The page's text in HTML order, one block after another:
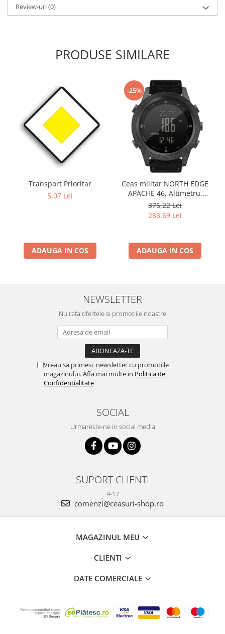
Review-uri(0)
PRODUSE SIMILARE
Transport Prioritar
5,07 Lei
ADAUGA IN COS
-25%
Ceas militar NORTH EDGE
APACHE 46, Altimetru,
Barometru, Cronometru,
Termometru, Pedometru,
Busola
376,22 Lei
283,69 Lei
ADAUGA IN COS
NEWSLETTER
Nu rata ofertele si promotiile noastre
Vreau sa primesc newsletter cu promotiile
magazinului. Afla mai multe in Politica de
Confidentialitate
SOCIAL
Urmareste-ne in social media
SUPORT CLIENTI
9-17
comenzi@ceasuri-shop.ro
MAGAZINUL MEU
CLIENTI
DATE COMERCIALE